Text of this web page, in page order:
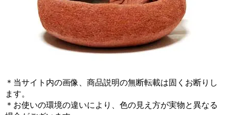
＊当サイト内の画像、商品説明の無断転載は固くお断りし
ます。
＊お使いの環境の違いにより、色の見え方が実物と異なる